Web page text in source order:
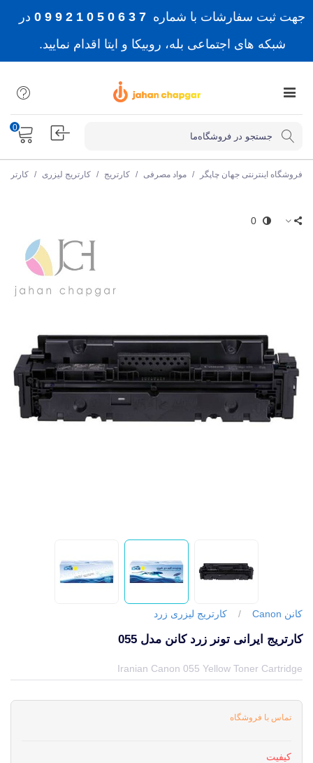
جهت ثبت سفارشات با شماره 7 3 6 0 5 0 1 2 9 9 0
در
شبکه های اجتماعی بله، روبیکا و ایتا اقدام نمایید.
0
فروشگاه اینترنتی جهان چاپگر / مواد مصرفی / کارتریج / کارتریج لیزری /
0
کانن Canon / کارتریج لیزری زرد
کارتریج ایرانی تونر زرد کانن مدل 055
Iranian Canon 055 Yellow Toner Cartridge
تماس با فروشگاه
کیفیت